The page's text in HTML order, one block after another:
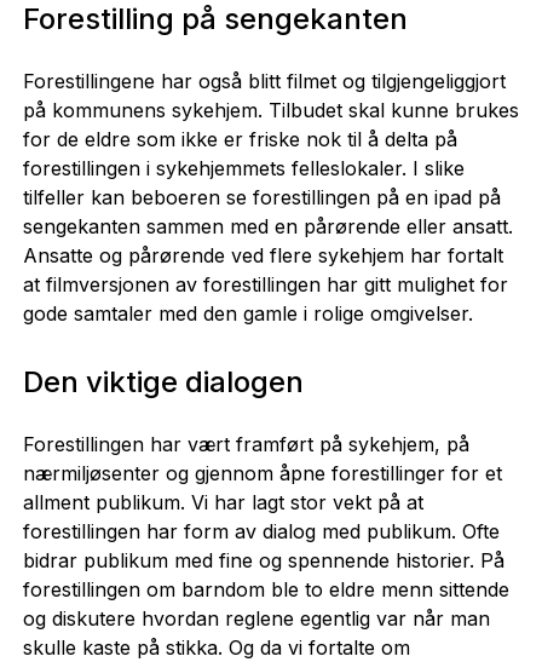
Forestilling på sengekanten
Forestillingene har også blitt filmet og tilgjengeliggjort
på kommunens sykehjem. Tilbudet skal kunne brukes
for de eldre som ikke er friske nok til å delta på
forestillingen i sykehjemmets felleslokaler. I slike
tilfeller kan beboeren se forestillingen på en ipad på
sengekanten sammen med en pårørende eller ansatt.
Ansatte og pårørende ved flere sykehjem har fortalt
at filmversjonen av forestillingen har gitt mulighet for
gode samtaler med den gamle i rolige omgivelser.
Den viktige dialogen
Forestillingen har vært framført på sykehjem, på
nærmiljøsenter og gjennom åpne forestillinger for et
allment publikum. Vi har lagt stor vekt på at
forestillingen har form av dialog med publikum. Ofte
bidrar publikum med fine og spennende historier. På
forestillingen om barndom ble to eldre menn sittende
og diskutere hvordan reglene egentlig var når man
skulle kaste på stikka. Og da vi fortalte om